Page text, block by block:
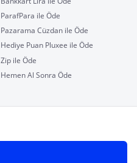
ParafPara ile Öde
Pazarama Cüzdan ile Öde
Hediye Puan Pluxee ile Öde
Zip ile Öde
Hemen Al Sonra Öde